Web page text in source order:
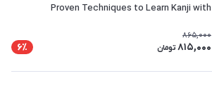
Proven Techniques to Learn Kanji with
865,000
815,000 تومان 6٪